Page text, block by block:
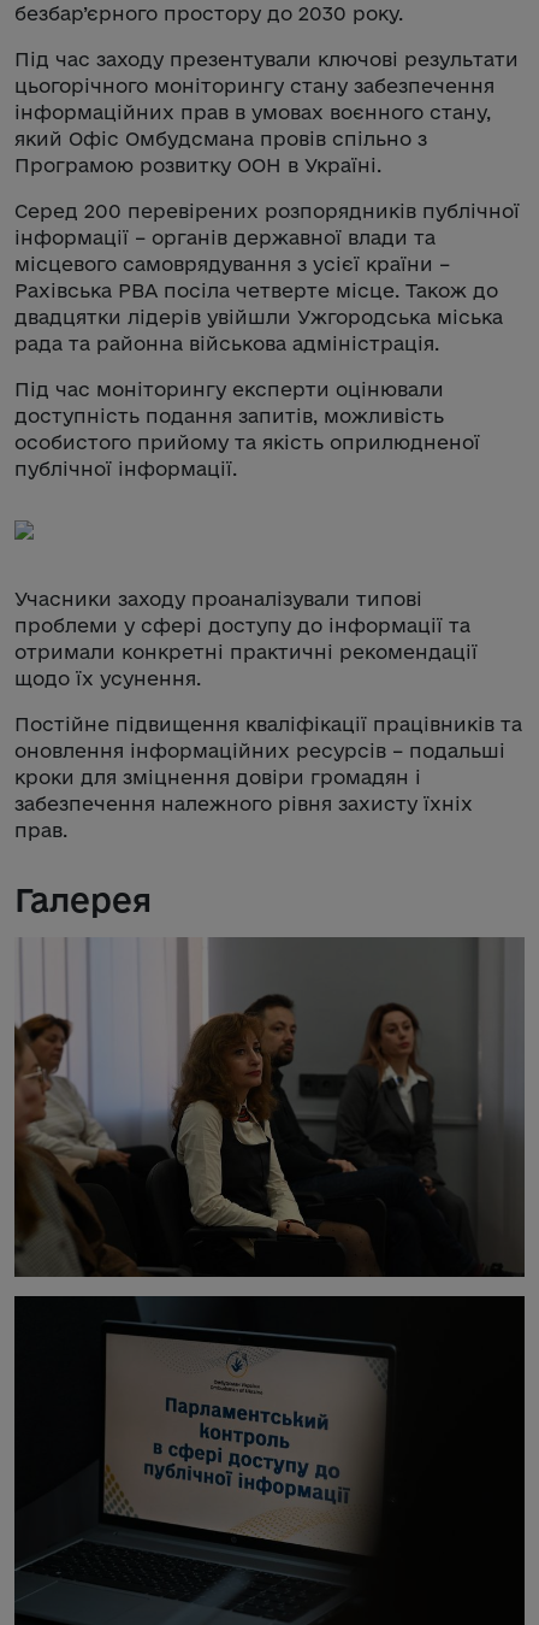
безбар’єрного простору до 2030 року.
Під час заходу презентували ключові результати
цьогорічного моніторингу стану забезпечення
інформаційних прав в умовах воєнного стану,
який Офіс Омбудсмана провів спільно з
Програмою розвитку ООН в Україні.
Серед 200 перевірених розпорядників публічної
інформації – органів державної влади та
місцевого самоврядування з усієї країни –
Рахівська РВА посіла четверте місце. Також до
двадцятки лідерів увійшли Ужгородська міська
рада та районна військова адміністрація.
Під час моніторингу експерти оцінювали
доступність подання запитів, можливість
особистого прийому та якість оприлюдненої
публічної інформації.
Учасники заходу проаналізували типові
проблеми у сфері доступу до інформації та
отримали конкретні практичні рекомендації
щодо їх усунення.
Постійне підвищення кваліфікації працівників та
оновлення інформаційних ресурсів – подальші
кроки для зміцнення довіри громадян і
забезпечення належного рівня захисту їхніх
прав.
Галерея